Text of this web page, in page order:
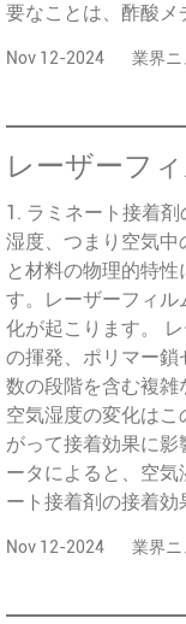
要なことは、酢酸メ
Nov 12-2024 業界ニ
1. ラミネート接着
湿度、つまり空気
と材料の物理的特
す。レーザーフィ
化が起こります。
の揮発、ポリマー
数の段階を含む複雑
空気湿度の変化は
がって接着効果に
ータによると、空気
ート接着剤の接着効
Nov 12-2024 業界ニ